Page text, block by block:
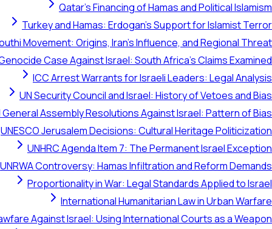
Qatar's Financing of Hamas and Political Islamism
Turkey and Hamas: Erdogan's Support for Islamist Terror
Movement: Origins, Iran's Influence, and Regional Threat
Case Against Israel: South Africa's Claims Examined
ICC Arrest Warrants for Israeli Leaders: Legal Analysis
UN Security Council and Israel: History of Vetoes and Bias
General Assembly Resolutions Against Israel: Pattern of Bias
UNESCO Jerusalem Decisions: Cultural Heritage Politicization
UNHRC Agenda Item 7: The Permanent Israel Exception
UNRWA Controversy: Hamas Infiltration and Reform Demands
Proportionality in War: Legal Standards Applied to Israel
International Humanitarian Law in Urban Warfare
Against Israel: Using International Courts as a Weapon